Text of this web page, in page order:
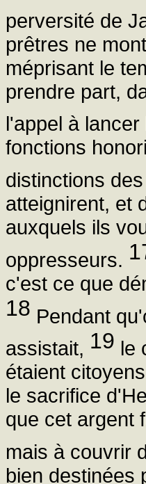
perversité de
prêtres ne
méprisant le
prendre part,
l'appel à
fonctions
distinctions
atteignirent, et
auxquels ils
oppresseurs.
c'est ce que
18 Pendant
assistait, 19 le
étaient
le sacrifice
que cet argent
mais à couvrir
bien destinées